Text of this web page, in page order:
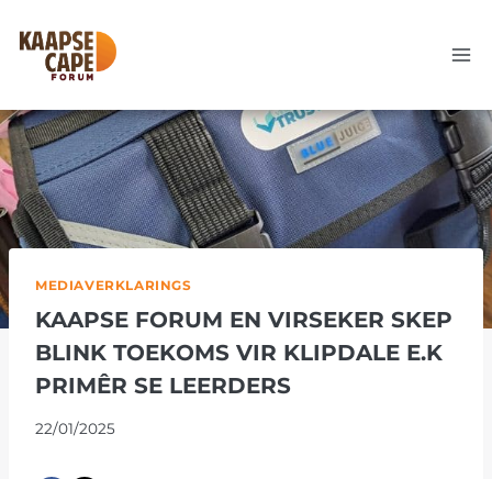
content
MEDIAVERKLARINGS
KAAPSE FORUM EN VIRSEKER SKEP
BLINK TOEKOMS VIR KLIPDALE E.K
PRIMÊR SE LEERDERS
22/01/2025